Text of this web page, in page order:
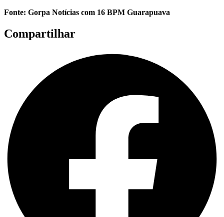
Fonte: Gorpa Notícias com 16 BPM Guarapuava
Compartilhar